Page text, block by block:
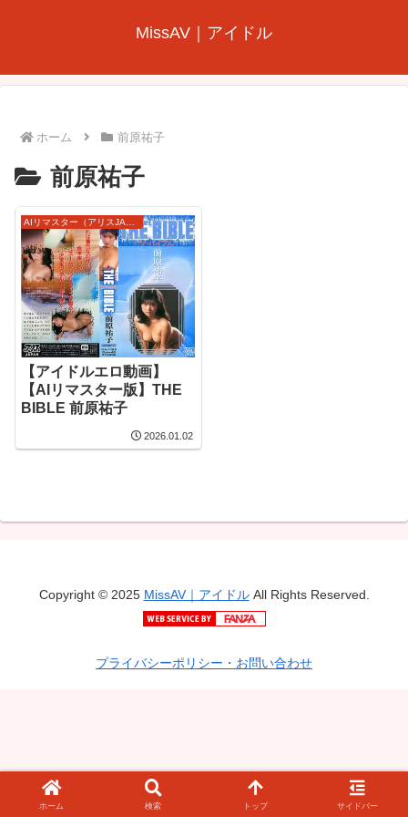
MissAV｜アイドル
ホーム 前原祐子
前原祐子
AIリマスター（アリスJAPAN）
【アイドルエロ動画】
【AIリマスター版】THE
BIBLE 前原祐子
2026.01.02
Copyright © 2025 MissAV｜アイドルAll Rights Reserved.
プライバシーポリシー・お問い合わせ
ホーム 検索 トップ サイドバー